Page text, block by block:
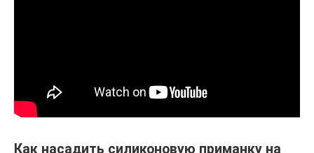
Как насадить силиконовую приманку на